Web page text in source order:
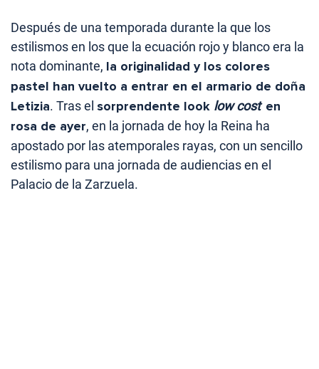
Después de una temporada durante la que los
estilismos en los que la ecuación rojo y blanco era la
nota dominante, la originalidad y los colores
pastel han vuelto a entrar en el armario de doña
Letizia. Tras el sorprendente look low costen
rosa de ayer, en la jornada de hoy la Reina ha
apostado por las atemporales rayas, con un sencillo
estilismo para una jornada de audiencias en el
Palacio de la Zarzuela.